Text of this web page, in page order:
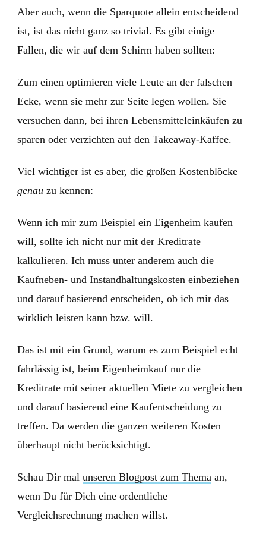
Aber auch, wenn die Sparquote allein entscheidend
ist, ist das nicht ganz so trivial. Es gibt einige
Fallen, die wir auf dem Schirm haben sollten:
Zum einen optimieren viele Leute an der falschen
Ecke, wenn sie mehr zur Seite legen wollen. Sie
versuchen dann, bei ihren Lebensmitteleinkäufen zu
sparen oder verzichten auf den Takeaway-Kaffee.
Viel wichtiger ist es aber, die großen Kostenblöcke
genau zu kennen:
Wenn ich mir zum Beispiel ein Eigenheim kaufen
will, sollte ich nicht nur mit der Kreditrate
kalkulieren. Ich muss unter anderem auch die
Kaufneben- und Instandhaltungskosten einbeziehen
und darauf basierend entscheiden, ob ich mir das
wirklich leisten kann bzw. will.
Das ist mit ein Grund, warum es zum Beispiel echt
fahrlässig ist, beim Eigenheimkauf nur die
Kreditrate mit seiner aktuellen Miete zu vergleichen
und darauf basierend eine Kaufentscheidung zu
treffen. Da werden die ganzen weiteren Kosten
überhaupt nicht berücksichtigt.
Schau Dir mal unseren Blogpost zum Thema an,
wenn Du für Dich eine ordentliche
Vergleichsrechnung machen willst.